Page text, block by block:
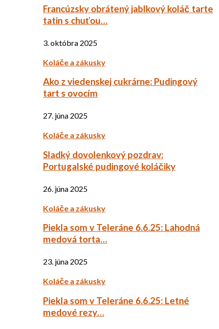
Francúzsky obrátený jablkový koláč tarte
tatin s chuťou…
3. októbra 2025
Koláče a zákusky
Ako z viedenskej cukrárne: Pudingový
tart s ovocím
27. júna 2025
Koláče a zákusky
Sladký dovolenkový pozdrav:
Portugalské pudingové koláčiky
26. júna 2025
Koláče a zákusky
Piekla som v Teleráne 6.6.25: Lahodná
medová torta…
23. júna 2025
Koláče a zákusky
Piekla som v Teleráne 6.6.25: Letné
medové rezy…